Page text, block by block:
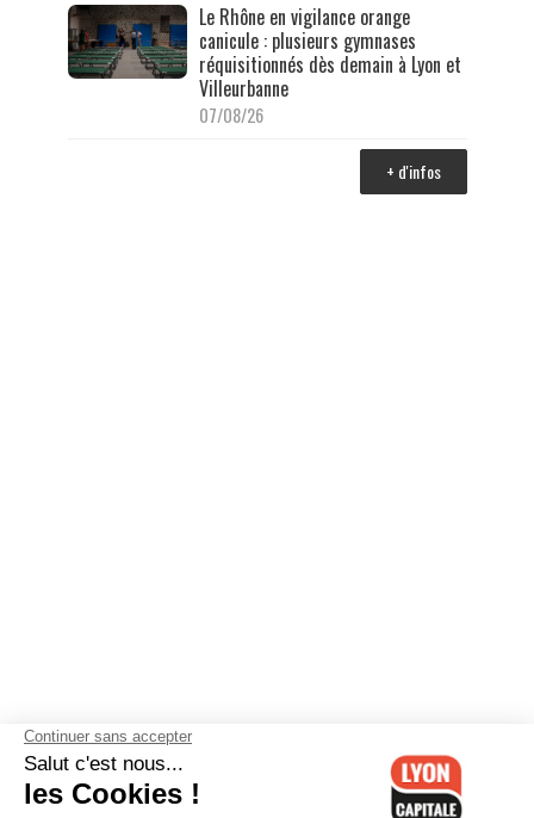
Le Rhône en vigilance orange
canicule : plusieurs gymnases
réquisitionnés dès demain à Lyon et
Villeurbanne
07/08/26
+ d'infos